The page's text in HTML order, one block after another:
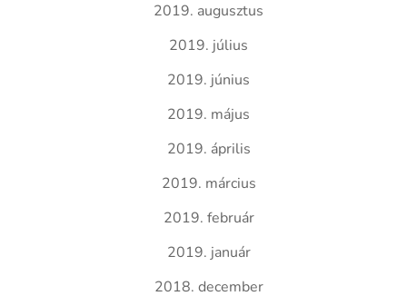
2019. augusztus
2019. július
2019. június
2019. május
2019. április
2019. március
2019. február
2019. január
2018. december